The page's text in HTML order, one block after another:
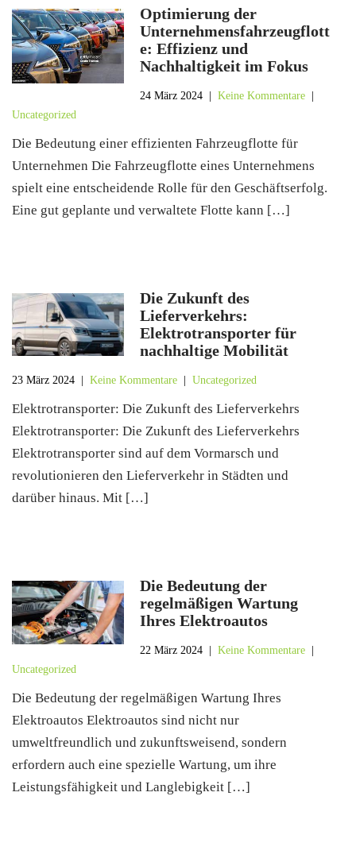
Optimierung der
Unternehmensfahrzeugflott
e: Effizienz und
Nachhaltigkeit im Fokus
24 März 2024 |Keine Kommentare
Uncategorized
Die Bedeutung einer effizienten Fahrzeugflotte für
Unternehmen Die Fahrzeugflotte eines Unternehmens
spielt eine entscheidende Rolle für den Geschäftserfolg.
Eine gut geplante und verwaltete Flotte kann […]
Die Zukunft des
Lieferverkehrs:
Elektrotransporter für
nachhaltige Mobilität
23 März 2024 Keine Kommentare Uncategorized
Elektrotransporter: Die Zukunft des Lieferverkehrs
Elektrotransporter: Die Zukunft des Lieferverkehrs
Elektrotransporter sind auf dem Vormarsch und
revolutionieren den Lieferverkehr in Städten und
darüber hinaus. Mit […]
Die Bedeutung der
regelmäßigen Wartung
Ihres Elektroautos
22 März 2024 |Keine Kommentare
Uncategorized
Die Bedeutung der regelmäßigen Wartung Ihres
Elektroautos Elektroautos sind nicht nur
umweltfreundlich und zukunftsweisend, sondern
erfordern auch eine spezielle Wartung, um ihre
Leistungsfähigkeit und Langlebigkeit […]